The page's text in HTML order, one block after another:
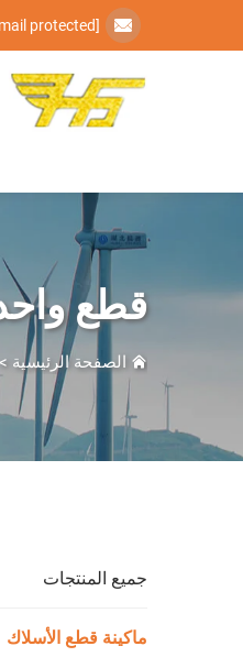
[email protected]
قطع
الصفحة الرئيسية >
جميع المنتجات
ماكينة قطع الأسلاك